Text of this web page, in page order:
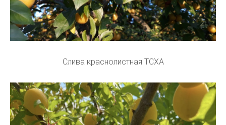
Слива краснолистная ТСХА